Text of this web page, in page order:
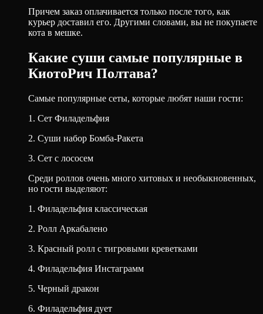
Причем заказ оплачивается только после того, как
курьер доставил его. Другими словами, вы не покупаете
кота в мешке.
Какие суши самые популярные в
КиотоРич Полтава?
Самые популярные сеты, которые любят наши гости:
1. Сет Филадельфия
2. Суши набор Бомба-Ракета
3. Сет с лососем
Среди роллов очень много хитовых и необыкновенных,
но гости выделяют:
1. Филадельфия классическая
2. Ролл Аркабалено
3. Красный ролл с тигровыми креветками
4. Филадельфия Инстаграмм
5. Черный дракон
6. Филадельфия дует